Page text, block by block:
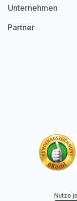
Unternehmen
Partner
Nutze